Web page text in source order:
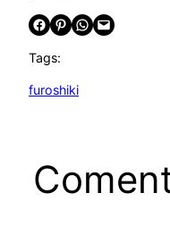
Share on Facebook Share on Pinterest Share on WhatsApp Email this Page
Tags:
furoshiki